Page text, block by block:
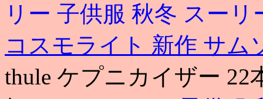
リー 子供服 秋冬 スーリ
コスモライト 新作 サム
thule ケプニカイザー